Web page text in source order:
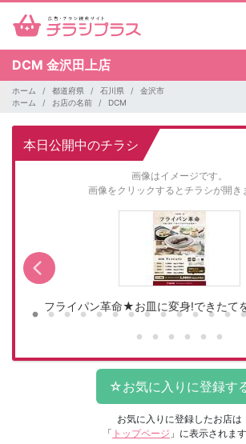
DCM 金沢田上店
ホーム 都道府県 石川県
金沢市
ホーム
お店の名前 DCM
本日公開中のチラシ
画像はイメージです。
画像をクリックするとチラシが開き
フライパン革命★お皿に変身!できたて
お気に入りに登録したお店は
「 トップページ 」に表示されます